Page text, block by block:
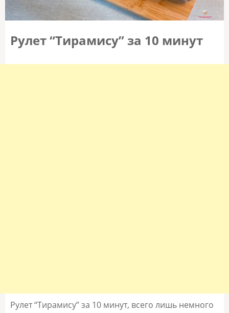
Рулет “Тирамису” за 10 минут
Рулет “Тирамису” за 10 минут, всего лишь немного